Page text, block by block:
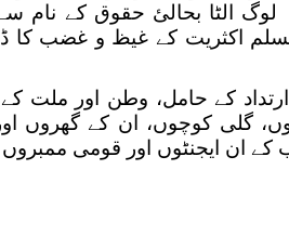
لوگ الٹا بحالیٔ حقوق کے
مسلم اکثریت کے غیظ و غضب
کے حامل، وطن اور ملت
گلی کوچوں، ان کے گھروں اور
ان ایجنٹوں اور قومی